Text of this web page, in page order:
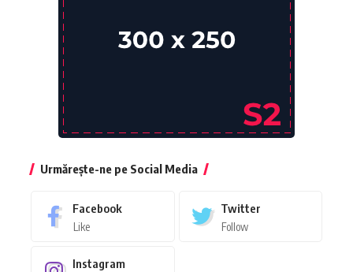
Urmărește-ne pe Social Media
Facebook
Like
Twitter
Follow
Instagram